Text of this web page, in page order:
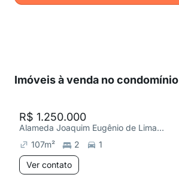
Imóveis à venda no condomínio
R$ 1.250.000
Alameda Joaquim Eugênio de Lima 928, Jardim Paulista
107m² 2
1
Ver contato